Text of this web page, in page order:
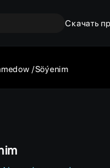
Скачать
Söýenim